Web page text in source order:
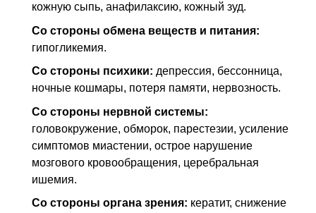
кожную сыпь, анафилаксию, кожный зуд.
Со стороны обмена веществ и питания:
гипогликемия.
Со стороны психики: депрессия, бессонница,
ночные кошмары, потеря памяти, нервозность.
Со стороны нервной системы:
головокружение, обморок, парестезии, усиление
симптомов миастении, острое нарушение
мозгового кровообращения, церебральная
ишемия.
Со стороны органа зрения: кератит, снижение